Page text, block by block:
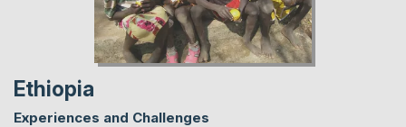
Ethiopia
Experiences and Challenges